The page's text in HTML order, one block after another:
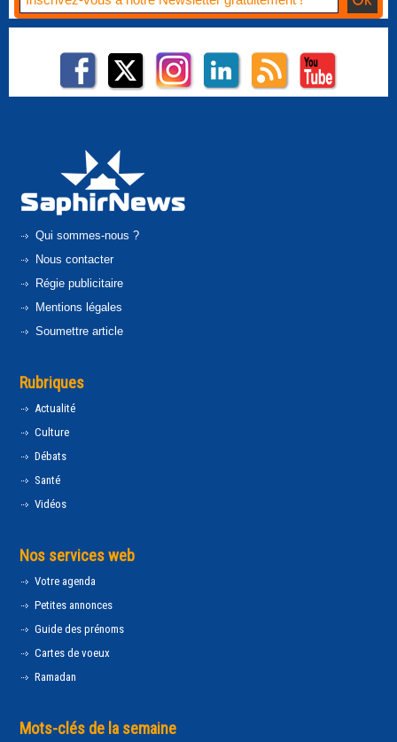
Qui sommes-nous ?
Nous contacter
Régie publicitaire
Mentions légales
Soumettre article
Rubriques
Actualité
Culture
Débats
Santé
Vidéos
Nos services web
Votre agenda
Petites annonces
Guide des prénoms
Cartes de voeux
Ramadan
Mots-clés de la semaine